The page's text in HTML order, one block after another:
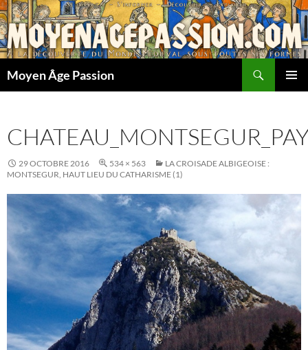
Aller
au
contenu
Moyen Âge Passion
29 OCTOBRE 2016 534 × 563
LA CROISADE ALBIGEOISE :
MONTSEGUR, HAUT LIEU DU CATHARISME (1)